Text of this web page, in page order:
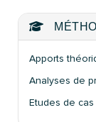
Apports
Analyses de
Etudes de cas